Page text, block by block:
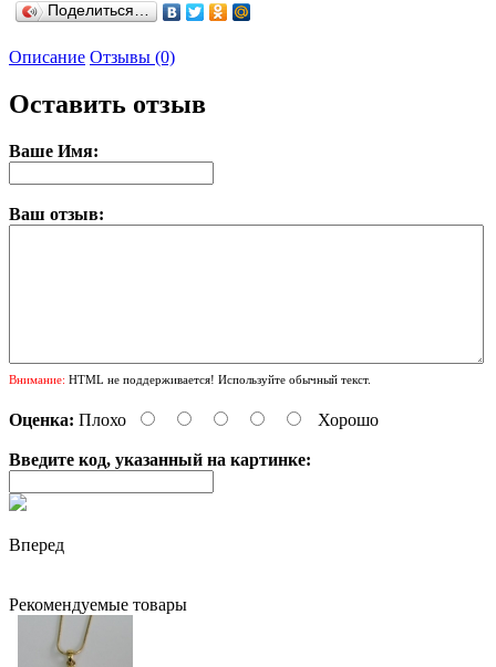
Поделиться…
Описание Отзывы (0)
Оставить отзыв
Ваше Имя:
Ваш отзыв:
Внимание: HTML не поддерживается! Используйте обычный текст.
Оценка: Плохо Хорошо
Введите код, указанный на картинке:
Вперед
Рекомендуемые товары